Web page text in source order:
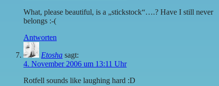
What, please beautiful, is a „stickstock“….? Have I still never
belongs :-(
Antworten
Etosha sagt:
4. November 2006 um 13:11 Uhr
Rotfell sounds like laughing hard :D